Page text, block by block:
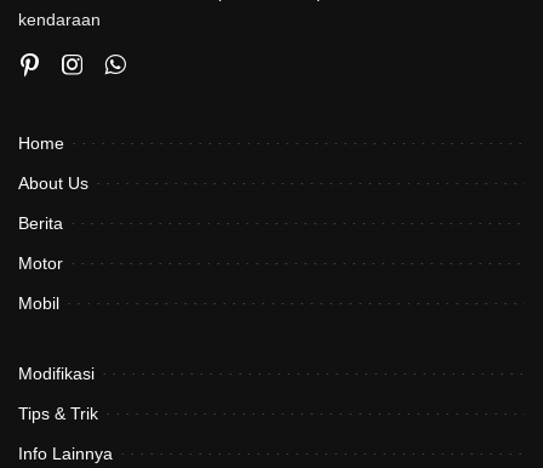
kendaraan
Home
About Us
Berita
Motor
Mobil
Modifikasi
Tips & Trik
Info Lainnya